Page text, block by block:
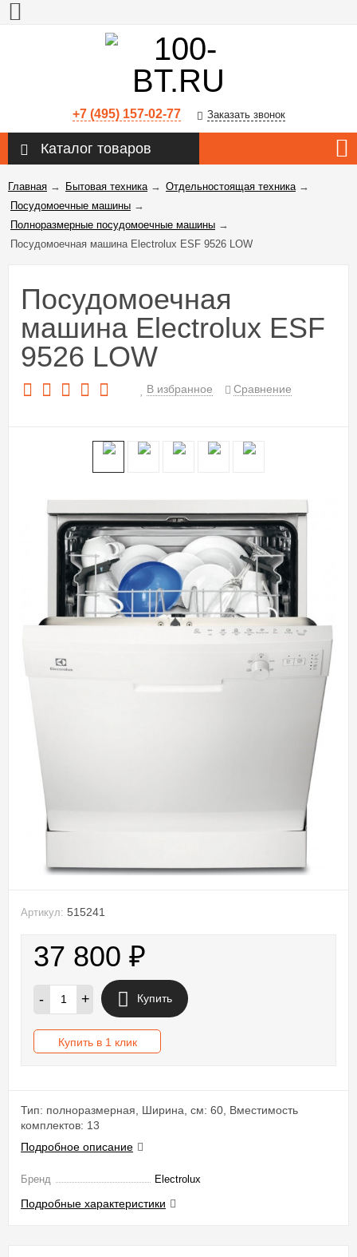
+7 (495) 157-02-77 Заказать звонок
Каталог товаров
Главная → Бытовая техника→ Отдельностоящая техника→
Посудомоечные машины →
Полноразмерные посудомоечные машины →
Посудомоечная машина Electrolux ESF 9526 LOW
Посудомоечная
машина Electrolux ESF
9526 LOW
В избранное Сравнение
Артикул: 515241
37 800 ₽
- + Купить
Купить в 1 клик
Тип: полноразмерная, Ширина, см: 60, Вместимость
комплектов: 13
Подробное описание
Бренд Electrolux
Подробные характеристики